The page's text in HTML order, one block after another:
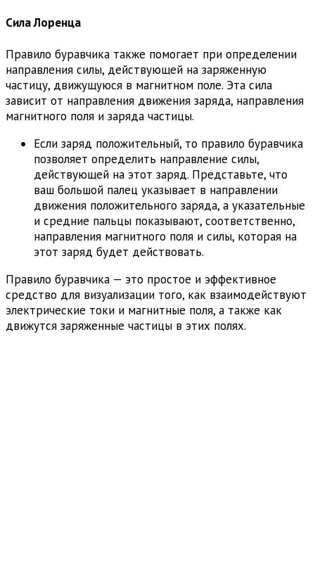
Сила Лоренца
Правило буравчика также помогает при определении
направления силы, действующей на заряженную
частицу, движущуюся в магнитном поле. Эта сила
зависит от направления движения заряда, направления
магнитного поля и заряда частицы.
Если заряд положительный, то правило буравчика
позволяет определить направление силы,
действующей на этот заряд. Представьте, что
ваш большой палец указывает в направлении
движения положительного заряда, а указательные
и средние пальцы показывают, соответственно,
направления магнитного поля и силы, которая на
этот заряд будет действовать.
Правило буравчика — это простое и эффективное
средство для визуализации того, как взаимодействуют
электрические токи и магнитные поля, а также как
движутся заряженные частицы в этих полях.